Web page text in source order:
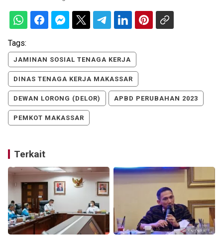
Tags:
JAMINAN SOSIAL TENAGA KERJA
DINAS TENAGA KERJA MAKASSAR
DEWAN LORONG (DELOR) APBD PERUBAHAN 2023
PEMKOT MAKASSAR
Terkait